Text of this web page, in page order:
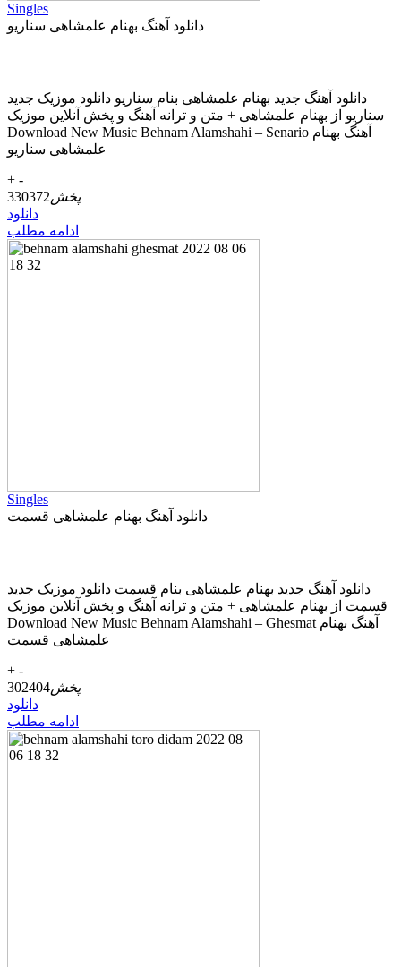
Singles
دانلود آهنگ بهنام علمشاهی سناریو
دانلود آهنگ جديد بهنام علمشاهی بنام سناریو دانلود موزیک جديد
سناریو از بهنام علمشاهی + متن و ترانه آهنگ و پخش آنلاين موزيک
Download New Music Behnam Alamshahi – Senario آهنگ بهنام
علمشاهی سناریو
+ -
پخش330372
دانلود
ادامه مطلب
Singles
دانلود آهنگ بهنام علمشاهی قسمت
دانلود آهنگ جديد بهنام علمشاهی بنام قسمت دانلود موزیک جديد
قسمت از بهنام علمشاهی + متن و ترانه آهنگ و پخش آنلاين موزيک
Download New Music Behnam Alamshahi – Ghesmat آهنگ بهنام
علمشاهی قسمت
+ -
پخش302404
دانلود
ادامه مطلب